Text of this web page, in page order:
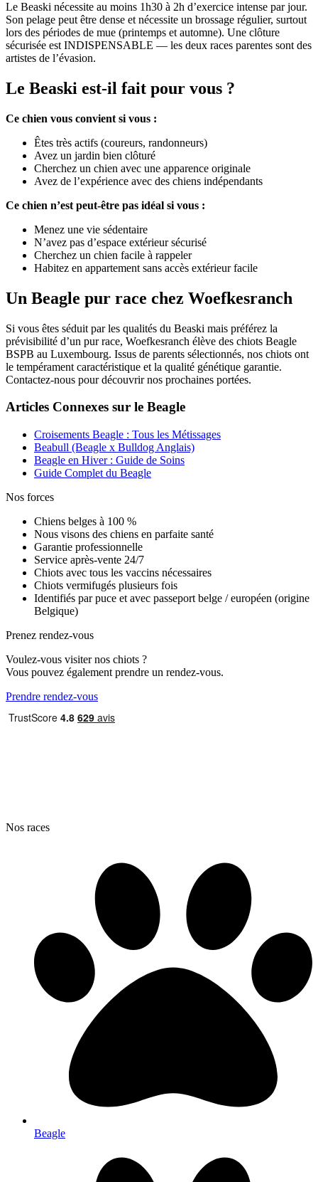
Le Beaski nécessite au moins 1h30 à 2h d’exercice intense par jour.
Son pelage peut être dense et nécessite un brossage régulier, surtout
lors des périodes de mue (printemps et automne). Une clôture
sécurisée est INDISPENSABLE — les deux races parentes sont des
artistes de l’évasion.
Le Beaski est-il fait pour vous ?
Ce chien vous convient si vous :
Êtes très actifs (coureurs, randonneurs)
Avez un jardin bien clôturé
Cherchez un chien avec une apparence originale
Avez de l’expérience avec des chiens indépendants
Ce chien n’est peut-être pas idéal si vous :
Menez une vie sédentaire
N’avez pas d’espace extérieur sécurisé
Cherchez un chien facile à rappeler
Habitez en appartement sans accès extérieur facile
Un Beagle pur race chez Woefkesranch
Si vous êtes séduit par les qualités du Beaski mais préférez la
prévisibilité d’un pur race, Woefkesranch élève des chiots Beagle
BSPB au Luxembourg. Issus de parents sélectionnés, nos chiots ont
le tempérament caractéristique et la qualité génétique garantie.
Contactez-nous pour découvrir nos prochaines portées.
Articles Connexes sur le Beagle
Croisements Beagle : Tous les Métissages
Beabull (Beagle x Bulldog Anglais)
Beagle en Hiver : Guide de Soins
Guide Complet du Beagle
Nos forces
Chiens belges à 100 %
Nous visons des chiens en parfaite santé
Garantie professionnelle
Service après-vente 24/7
Chiots avec tous les vaccins nécessaires
Chiots vermifugés plusieurs fois
Identifiés par puce et avec passeport belge / européen (origine
Belgique)
Prenez rendez-vous
Voulez-vous visiter nos chiots ?
Vous pouvez également prendre un rendez-vous.
Prendre rendez-vous
Nos races
Beagle